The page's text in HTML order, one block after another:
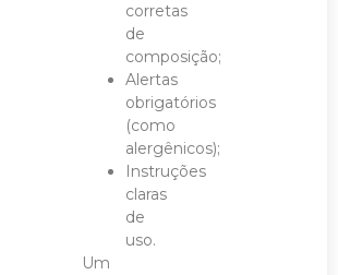
corretas
de
composição;
Alertas
obrigatórios
(como
alergênicos);
Instruções
claras
de
uso.
Um